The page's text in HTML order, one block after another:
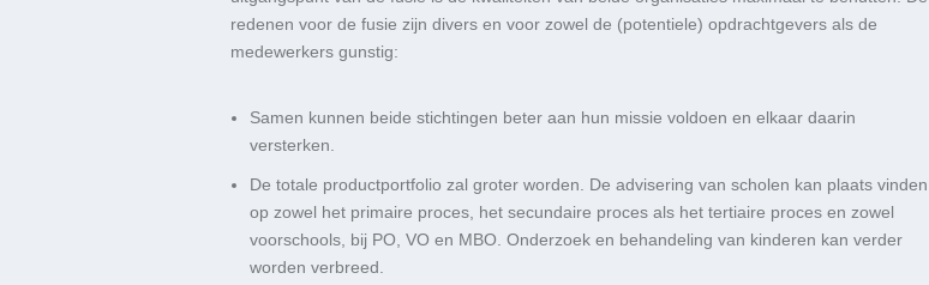
redenen voor de fusie zijn divers en voor zowel de (potentiele) opdrachtgevers als de
medewerkers gunstig:
Samen kunnen beide stichtingen beter aan hun missie voldoen en elkaar daarin
versterken.
De totale productportfolio zal groter worden. De advisering van scholen kan plaats vinden
op zowel het primaire proces, het secundaire proces als het tertiaire proces en zowel
voorschools, bij PO, VO en MBO. Onderzoek en behandeling van kinderen kan verder
worden verbreed.